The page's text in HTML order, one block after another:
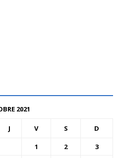
2021
J V S D
1 2
3